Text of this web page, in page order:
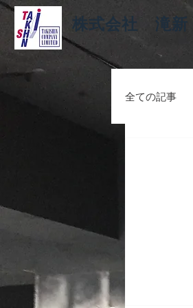
株式会社 滝新
全ての記事